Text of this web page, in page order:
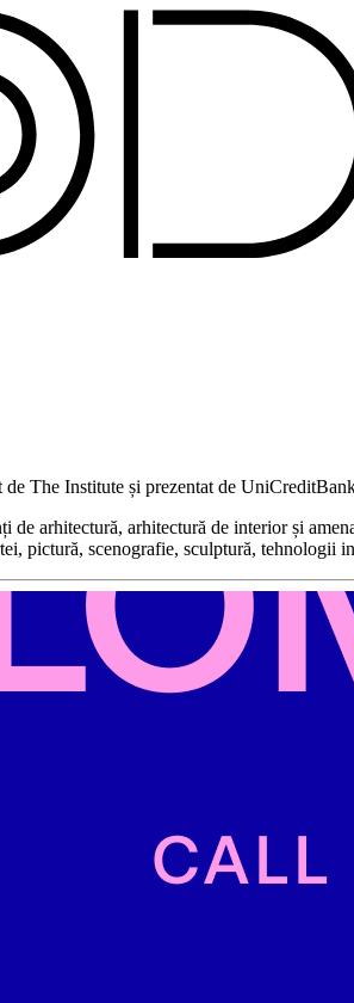
The Institute și prezentat de
arhitectură, arhitectură de interior și
pictură, scenografie, sculptură, tehnologii